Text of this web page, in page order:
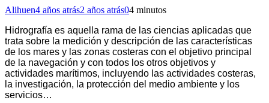
Alihuen4 años atrás2 años atrás04 minutos
Hidrografía es aquella rama de las ciencias aplicadas que
trata sobre la medición y descripción de las características
de los mares y las zonas costeras con el objetivo principal
de la navegación y con todos los otros objetivos y
actividades marítimos, incluyendo las actividades costeras,
la investigación, la protección del medio ambiente y los
servicios…